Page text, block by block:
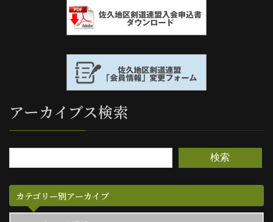
アーカイブス検索
検索
カテゴリー別アーカイブ
カ